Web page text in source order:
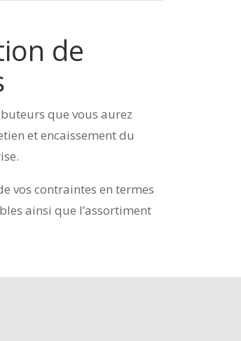
de
que vous aurez
et encaissement du
vos contraintes en termes
ainsi que l’assortiment